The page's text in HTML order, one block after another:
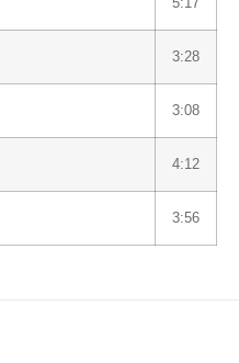
5:17
3:28
3:08
4:12
3:56